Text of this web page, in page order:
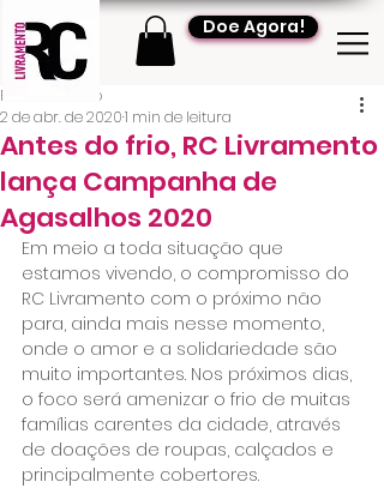
Doe Agora!
Antes do frio, RC Livramento
lança Campanha de
Agasalhos 2020
RC Livramento
2 de abr. de 20201 min de leitura
Em meio a toda situação que
estamos vivendo, o compromisso do
RC Livramento com o próximo não
para, ainda mais nesse momento,
onde o amor e a solidariedade são
muito importantes. Nos próximos dias,
o foco será amenizar o frio de muitas
famílias carentes da cidade, através
de doações de roupas, calçados e
principalmente cobertores.